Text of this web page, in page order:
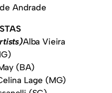
Andrade
Alba Vieira
(BA)
Lage (MG)